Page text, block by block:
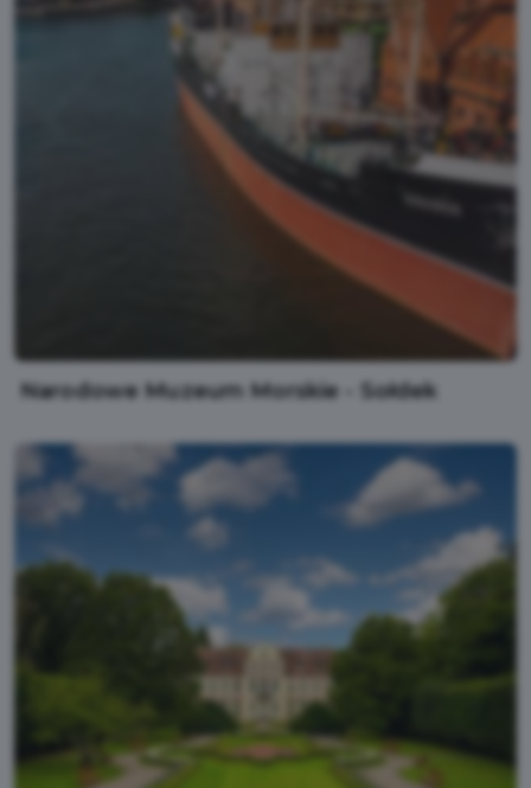
Narodowe Muzeum Morskie - Sołdek